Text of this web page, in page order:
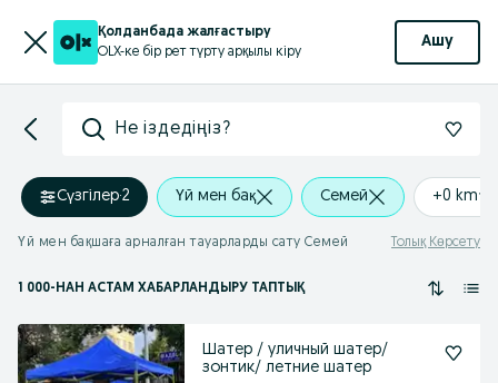
Қолданбада жалғастыру
OLX-ке бір рет түрту арқылы кіру
Ашу
Не іздедіңіз?
Сүзгілер·2 Үй мен бақ Семей +0 km
Үй мен бақшаға арналған тауарларды сату Семей Толық Көрсету
1 000-НАН АСТАМ ХАБАРЛАНДЫРУ ТАПТЫҚ
Шатер / уличный шатер/
зонтик/ летние шатер